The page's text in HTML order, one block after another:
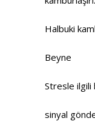
Halbuki
Beyne
Stresle ilgili
sinyal